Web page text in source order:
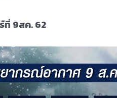
ที่ 9สค. 62